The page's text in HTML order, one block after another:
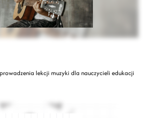
lekcji muzyki dla nauczycieli edukacji